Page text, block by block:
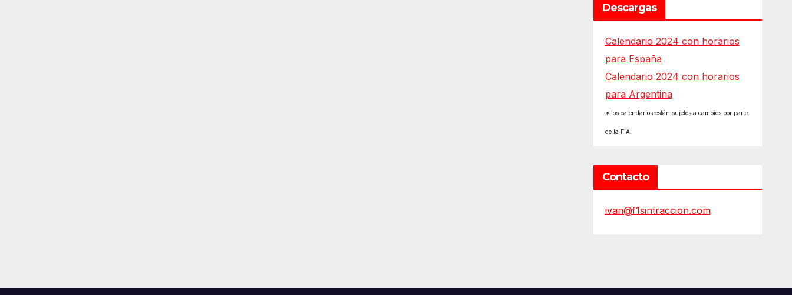
Descargas
Calendario 2024 con horarios
para España
Calendario 2024 con horarios
para Argentina
*Los calendarios están sujetos a cambios por parte
de la FIA.
Contacto
ivan@f1sintraccion.com